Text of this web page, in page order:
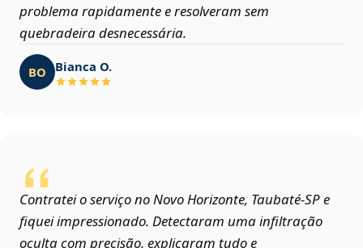
problema rapidamente e resolveram sem
quebradeira desnecessária.
BO Bianca O.
Contratei o serviço no Novo Horizonte, Taubaté‑SP e
fiquei impressionado. Detectaram uma infiltração
oculta com precisão, explicaram tudo e